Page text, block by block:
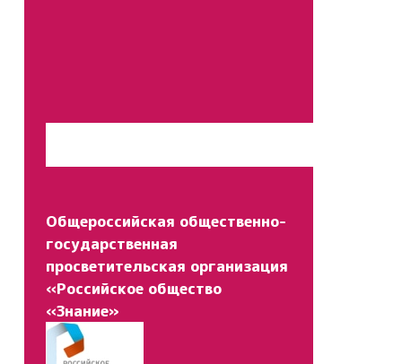
Общероссийская общественно-
государственная
просветительская организация
«Российское общество
«Знание»